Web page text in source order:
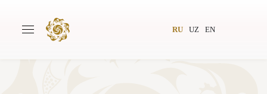
RU UZ EN